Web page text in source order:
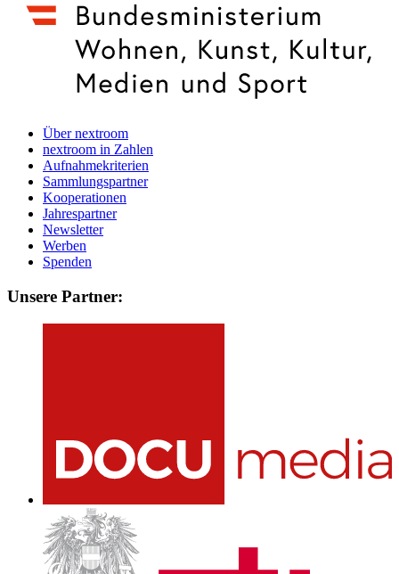
Über nextroom
nextroom in Zahlen
Aufnahmekriterien
Sammlungspartner
Kooperationen
Jahrespartner
Newsletter
Werben
Spenden
Unsere Partner: